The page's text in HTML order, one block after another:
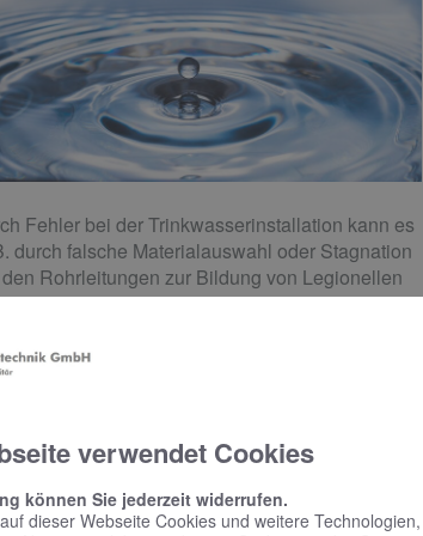
Fehler bei der Trinkwasserinstallation kann es
durch falsche Materialauswahl oder Stagnation
Rohrleitungen zur Bildung von Legionellen
sowie anderen Keimen kommen.
Trinkwasserinstallation fachgerecht durch.
verwendet Cookies
können Sie jederzeit widerrufen.
dieser Webseite Cookies und weitere